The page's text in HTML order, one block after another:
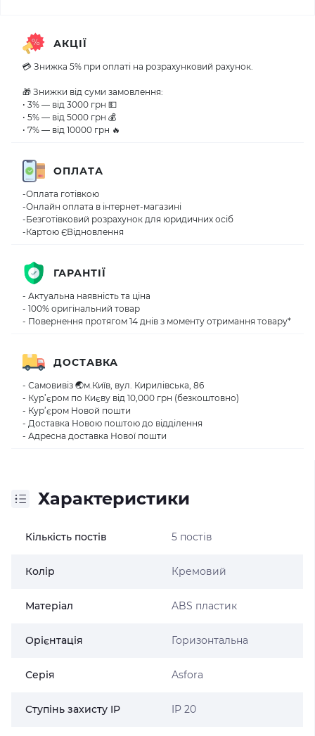
Характеристики
Кількість постів 5 постів
Колір Кремовий
Матеріал ABS пластик
Орієнтація Горизонтальна
Серія Asfora
Ступінь захисту IP IP 20
АКЦІЇ
💳 Знижка 5% при оплаті на розрахунковий рахунок.
🎁 Знижки від суми замовлення:
• 3% — від 3000 грн 💵
• 5% — від 5000 грн 💰
• 7% — від 10000 грн 🔥
ОПЛАТА
-Оплата готівкою
-Онлайн оплата в інтернет-магазині
-Безготівковий розрахунок для юридичних осіб
-Картою ЄВідновлення
ГАРАНТІЇ
- Актуальна наявність та ціна
- 100% оригінальний товар
- Повернення протягом 14 днів з моменту отримання товару*
ДОСТАВКА
- Самовивіз 🌏м.Київ, вул. Кирилівська, 86
- Кур’єром по Києву від 10,000 грн (безкоштовно)
- Кур’єром Новой пошти
- Доставка Новою поштою до відділення
- Адресна доставка Нової пошти